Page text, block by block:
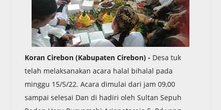
Koran Cirebon (Kabupaten Cirebon) - Desa tuk
telah melaksanakan acara halal bihalal pada
minggu 15/5/22. Acara dimulai dari jam 09,00
sampai selesai Dan di hadiri oleh Sultan Sepuh